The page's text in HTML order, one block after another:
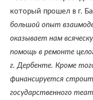
который прошел в г.
большой опыт
оказывает нам
помощь в ремонте
г. Дербенте. Кроме
финансируется
государственного